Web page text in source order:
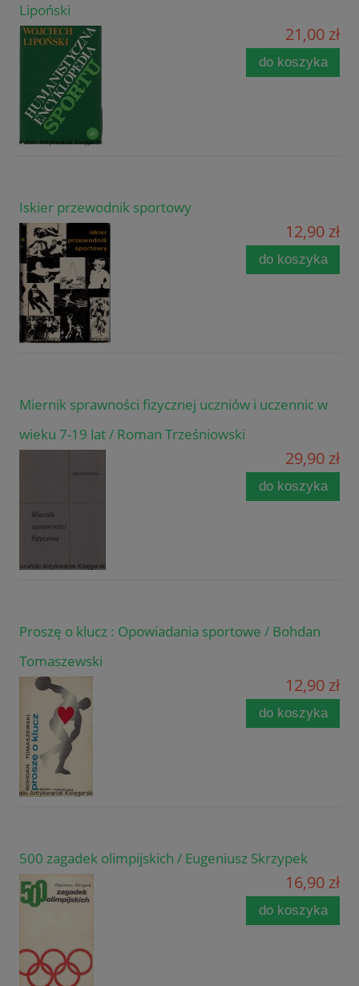
Lipoński
21,00 zł
do koszyka
Iskier przewodnik sportowy
12,90 zł
do koszyka
Miernik sprawności fizycznej uczniów i uczennic w
wieku 7-19 lat / Roman Trześniowski
29,90 zł
do koszyka
Proszę o klucz : Opowiadania sportowe / Bohdan
Tomaszewski
12,90 zł
do koszyka
500 zagadek olimpijskich / Eugeniusz Skrzypek
16,90 zł
do koszyka